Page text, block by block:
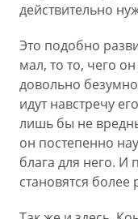
действительно
Это подобно
мал, то то, чего
довольно
идут навстречу
лишь бы не
он постепенно
блага для него. И
становятся